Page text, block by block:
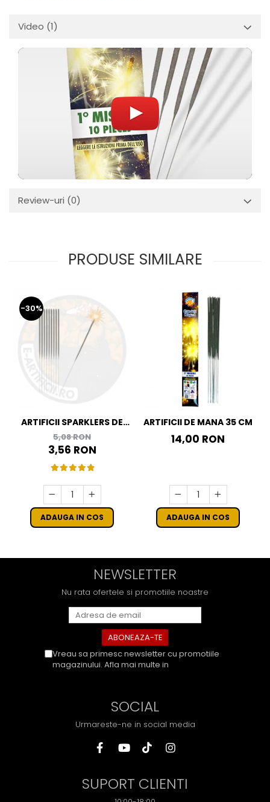
Video (1)
Review-uri (0)
PRODUSE SIMILARE
-30%
ARTIFICII SPARKLERS DE
MANA - STELUTE DE BRAD
16 CM - SET 10 BUC
5,08 RON
3,56 RON
ADAUGA IN COS
ARTIFICII DE MANA 35 CM
14,00 RON
ADAUGA IN COS
NEWSLETTER
Nu rata ofertele si promotiile noastre
Vreau sa primesc newsletter cu promotiile
magazinului. Afla mai multe in
SOCIAL
Urmareste-ne in social media
SUPORT CLIENTI